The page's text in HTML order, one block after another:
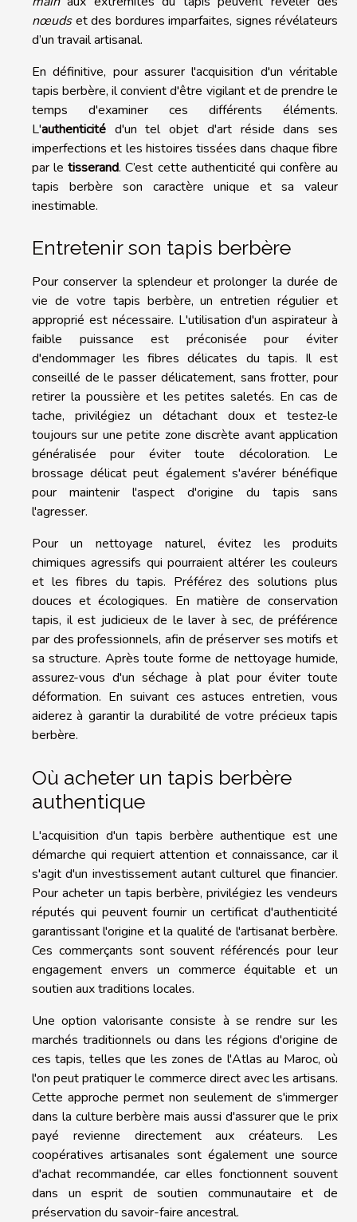
nœudset des bordures imparfaites, signes révélateurs
d’un travail artisanal.
En définitive, pour assurer l'acquisition d'un véritable
tapis berbère, il convient d'être vigilant et de prendre le
temps d'examiner ces différents éléments.
L'authenticité d'un tel objet d'art réside dans ses
imperfections et les histoires tissées dans chaque fibre
par letisserand. C’est cette authenticité qui confère au
tapis berbère son caractère unique et sa valeur
inestimable.
Entretenir son tapis berbère
Pour conserver la splendeur et prolonger la durée de
vie de votre tapis berbère, un entretien régulier et
approprié est nécessaire. L'utilisation d'un aspirateur à
faible puissance est préconisée pour éviter
d'endommager les fibres délicates du tapis. Il est
conseillé de le passer délicatement, sans frotter, pour
retirer la poussière et les petites saletés. En cas de
tache, privilégiez un détachant doux et testez-le
toujours sur une petite zone discrète avant application
généralisée pour éviter toute décoloration. Le
brossage délicat peut également s'avérer bénéfique
pour maintenir l'aspect d'origine du tapis sans
l'agresser.
Pour un nettoyage naturel, évitez les produits
chimiques agressifs qui pourraient altérer les couleurs
et les fibres du tapis. Préférez des solutions plus
douces et écologiques. En matière de conservation
tapis, il est judicieux de le laver à sec, de préférence
par des professionnels, afin de préserver ses motifs et
sa structure. Après toute forme de nettoyage humide,
assurez-vous d'un séchage à plat pour éviter toute
déformation. En suivant ces astuces entretien, vous
aiderez à garantir la durabilité de votre précieux tapis
berbère.
Où acheter un tapis berbère
authentique
L'acquisition d'un tapis berbère authentique est une
démarche qui requiert attention et connaissance, car il
s'agit d'un investissement autant culturel que financier.
Pour acheter un tapis berbère, privilégiez les vendeurs
réputés qui peuvent fournir un certificat d'authenticité
garantissant l'origine et la qualité de l'artisanat berbère.
Ces commerçants sont souvent référencés pour leur
engagement envers un commerce équitable et un
soutien aux traditions locales.
Une option valorisante consiste à se rendre sur les
marchés traditionnels ou dans les régions d'origine de
ces tapis, telles que les zones de l'Atlas au Maroc, où
l'on peut pratiquer le commerce direct avec les artisans.
Cette approche permet non seulement de s'immerger
dans la culture berbère mais aussi d'assurer que le prix
payé revienne directement aux créateurs. Les
coopératives artisanales sont également une source
d'achat recommandée, car elles fonctionnent souvent
dans un esprit de soutien communautaire et de
préservation du savoir-faire ancestral.